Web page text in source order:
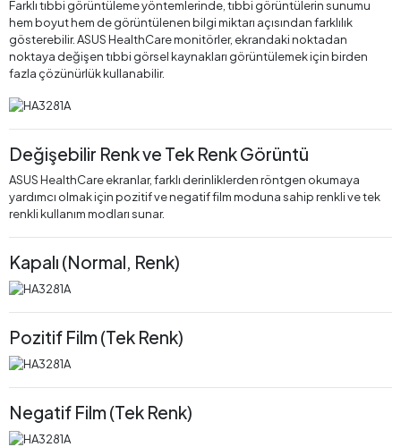
Farklı tıbbi görüntüleme yöntemlerinde, tıbbi görüntülerin sunumu
hem boyut hem de görüntülenen bilgi miktarı açısından farklılık
gösterebilir. ASUS HealthCare monitörler, ekrandaki noktadan
noktaya değişen tıbbi görsel kaynakları görüntülemek için birden
fazla çözünürlük kullanabilir.
Değişebilir Renk ve Tek Renk Görüntü
ASUS HealthCare ekranlar, farklı derinliklerden röntgen okumaya
yardımcı olmak için pozitif ve negatif film moduna sahip renkli ve tek
renkli kullanım modları sunar.
Kapalı (Normal, Renk)
Pozitif Film (Tek Renk)
Negatif Film (Tek Renk)